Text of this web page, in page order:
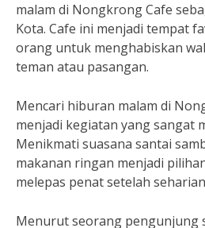
malam di Nongkrong Cafe
Kota. Cafe ini menjadi tempat
orang untuk menghabiskan
teman atau pasangan.
Mencari hiburan malam di
menjadi kegiatan yang sangat
Menikmati suasana santai
makanan ringan menjadi
melepas penat setelah
Menurut seorang pengunjung